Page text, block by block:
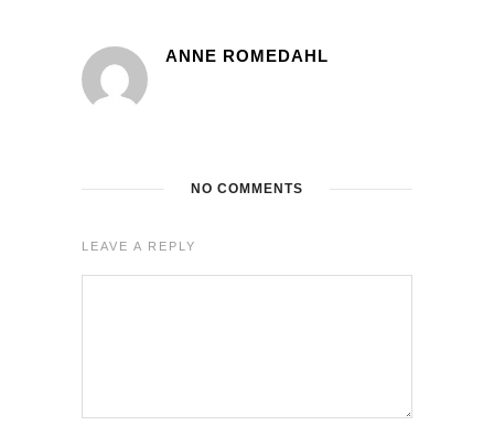
ANNE ROMEDAHL
NO COMMENTS
LEAVE A REPLY